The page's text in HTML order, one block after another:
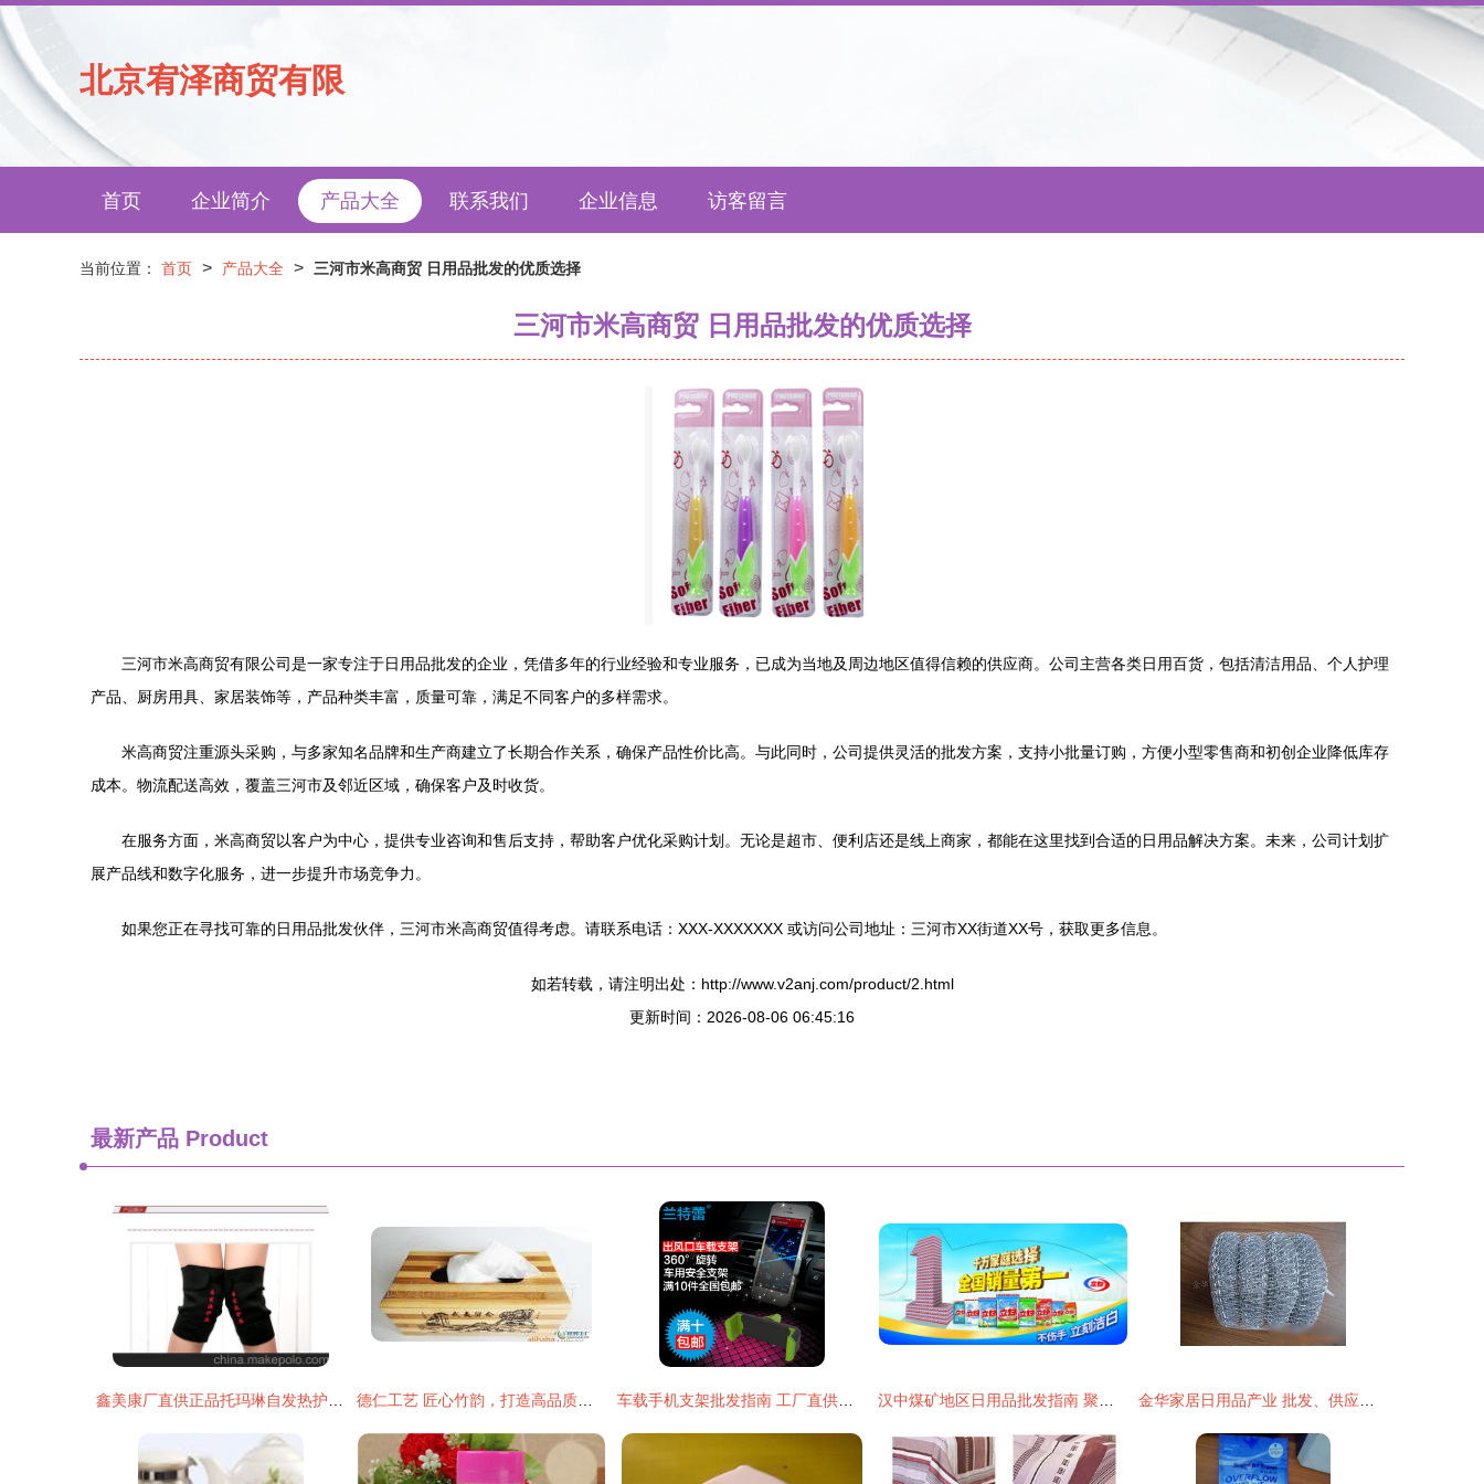
北京宥泽商贸有限
首页 企业简介 产品大全 联系我们 企业信息 访客留言
当前位置： 首页 > 产品大全 > 三河市米高商贸 日用品批发的优质选择
三河市米高商贸 日用品批发的优质选择
三河市米高商贸有限公司是一家专注于日用品批发的企业，凭借多年的行业经验和专业服务，已成为当地及周边地区值得信赖的供应商。公司主营各类日用百货，包括清洁用品、个人护理
产品、厨房用具、家居装饰等，产品种类丰富，质量可靠，满足不同客户的多样需求。
米高商贸注重源头采购，与多家知名品牌和生产商建立了长期合作关系，确保产品性价比高。与此同时，公司提供灵活的批发方案，支持小批量订购，方便小型零售商和初创企业降低库存
成本。物流配送高效，覆盖三河市及邻近区域，确保客户及时收货。
在服务方面，米高商贸以客户为中心，提供专业咨询和售后支持，帮助客户优化采购计划。无论是超市、便利店还是线上商家，都能在这里找到合适的日用品解决方案。未来，公司计划扩
展产品线和数字化服务，进一步提升市场竞争力。
如果您正在寻找可靠的日用品批发伙伴，三河市米高商贸值得考虑。请联系电话：XXX-XXXXXXX 或访问公司地址：三河市XX街道XX号，获取更多信息。
如若转载，请注明出处：http://www.v2anj.com/product/2.html
更新时间：2026-08-06 06:45:16
最新产品 Product